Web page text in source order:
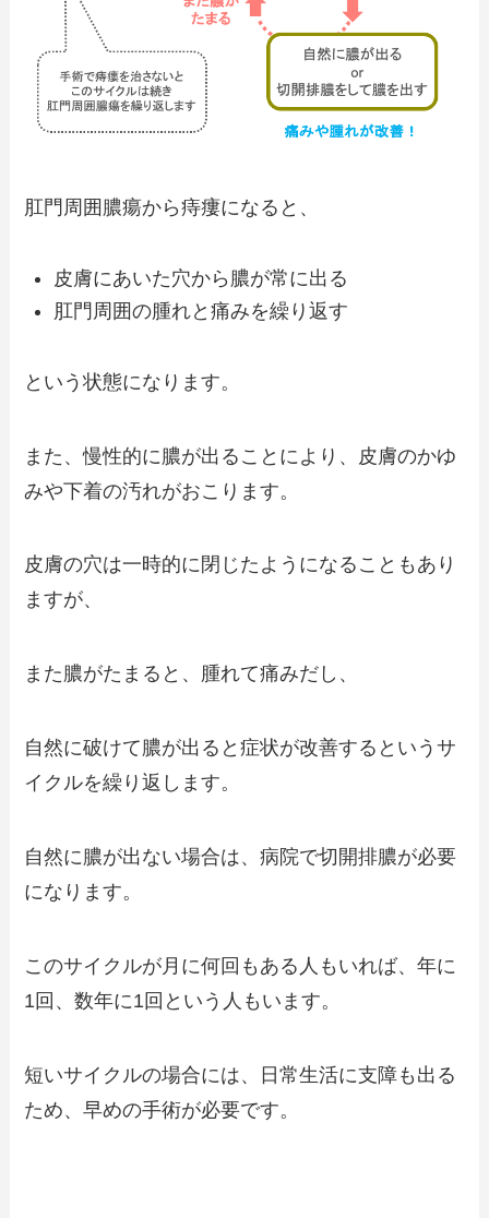
肛門周囲膿瘍から痔瘻になると、
皮膚にあいた穴から膿が常に出る
肛門周囲の腫れと痛みを繰り返す
という状態になります。
また、慢性的に膿が出ることにより、皮膚のかゆ
みや下着の汚れがおこります。
皮膚の穴は一時的に閉じたようになることもあり
ますが、
また膿がたまると、腫れて痛みだし、
自然に破けて膿が出ると症状が改善するというサ
イクルを繰り返します。
自然に膿が出ない場合は、病院で切開排膿が必要
になります。
このサイクルが月に何回もある人もいれば、年に
1回、数年に1回という人もいます。
短いサイクルの場合には、日常生活に支障も出る
ため、早めの手術が必要です。